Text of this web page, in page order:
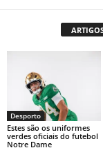
Desporto
Estes são os uniformes
verdes oficiais do futebol
Notre Dame